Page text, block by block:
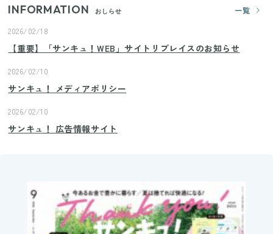
INFORMATION おしらせ
一覧
2026/02/18
【重要】「サンキュ！WEB」サイトリプレイスのお知らせ
2026/02/10
サンキュ！ メディアポリシー
2026/02/10
サンキュ！ 広告情報サイト